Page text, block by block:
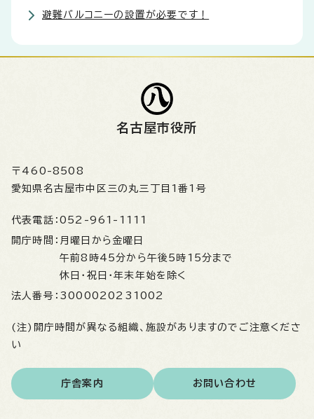
避難バルコニーの設置が必要です！
名古屋市役所
〒460-8508
愛知県名古屋市中区三の丸三丁目1番1号
代表電話： 052-961-1111
開庁時間： 月曜日から金曜日
午前8時45分から午後5時15分まで
休日・祝日・年末年始を除く
法人番号： 3000020231002
(注)開庁時間が異なる組織、施設がありますのでご注意くださ
い
庁舎案内 お問い合わせ